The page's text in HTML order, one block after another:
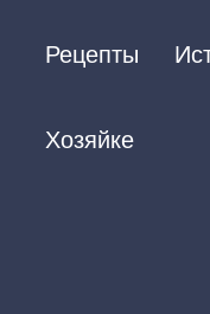
Рецепты
Хозяйке